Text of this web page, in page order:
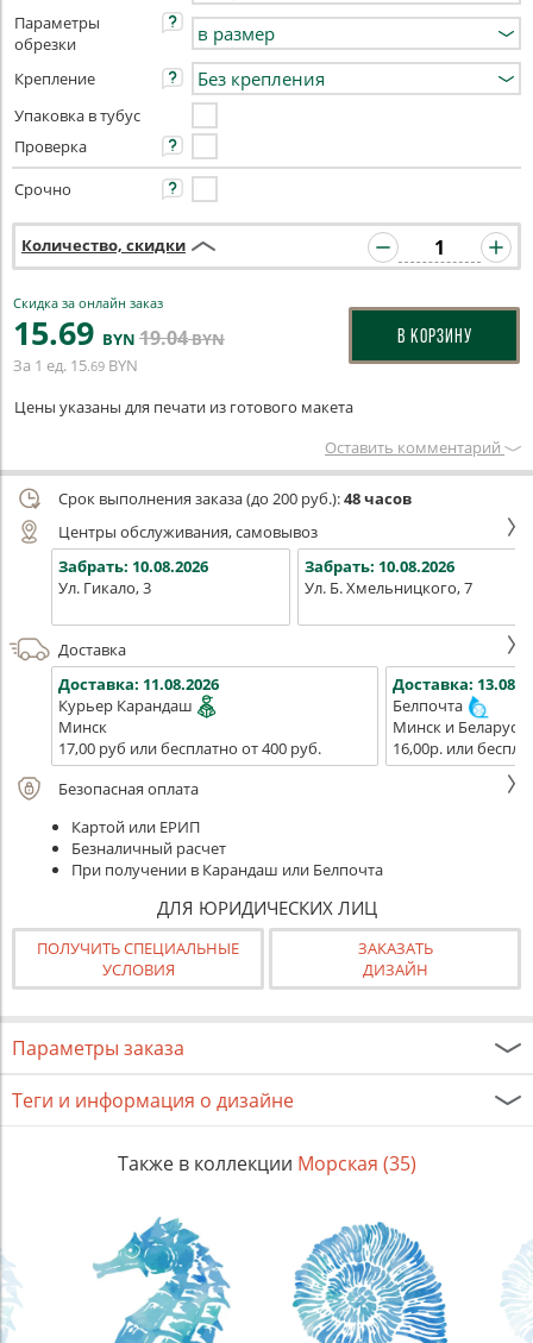
Параметры
обрезки
Крепление
Упаковка в тубус
Проверка
Срочно
Количество, скидки
Скидка за онлайн заказ
15.69 BYN 19.04BYN
За 1 ед. 15.69 BYN
В КОРЗИНУ
Цены указаны для печати из готового макета
Оставить комментарий
Срок выполнения заказа (до 200 руб.):48 часов
Центры обслуживания, самовывоз
Забрать: 10.08.2026
Ул. Гикало, 3
Забрать: 10.08.2026
Ул. Б. Хмельницкого, 7
Доставка
Доставка: 11.08.2026
Курьер Карандаш
Минск
17,00 руб или бесплатно от 400 руб.
Доставка:
Белпочта
Минск и Беларусь
16,00р. или
Безопасная оплата
Картой или ЕРИП
Безналичный расчет
При получении в Карандаш или Белпочта
ДЛЯ ЮРИДИЧЕСКИХ ЛИЦ
ПОЛУЧИТЬ СПЕЦИАЛЬНЫЕ
УСЛОВИЯ
ЗАКАЗАТЬ
ДИЗАЙН
Параметры заказа
Теги и информация о дизайне
Также в коллекции Морская (35)